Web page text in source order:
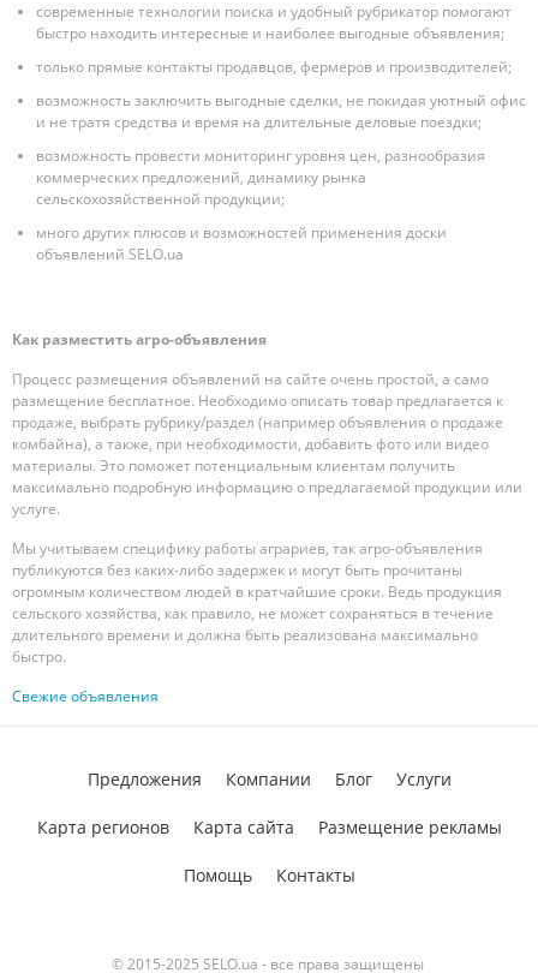
современные технологии поиска и удобный рубрикатор помогают
быстро находить интересные и наиболее выгодные объявления;
только прямые контакты продавцов, фермеров и производителей;
возможность заключить выгодные сделки, не покидая уютный офис
и не тратя средства и время на длительные деловые поездки;
возможность провести мониторинг уровня цен, разнообразия
коммерческих предложений, динамику рынка
сельскохозяйственной продукции;
много других плюсов и возможностей применения доски
объявлений SELO.ua
Как разместить агро-объявления
Процесс размещения объявлений на сайте очень простой, а само
размещение бесплатное. Необходимо описать товар предлагается к
продаже, выбрать рубрику/раздел (например объявления о продаже
комбайна), а также, при необходимости, добавить фото или видео
материалы. Это поможет потенциальным клиентам получить
максимально подробную информацию о предлагаемой продукции или
услуге.
Мы учитываем специфику работы аграриев, так агро-объявления
публикуются без каких-либо задержек и могут быть прочитаны
огромным количеством людей в кратчайшие сроки. Ведь продукция
сельского хозяйства, как правило, не может сохраняться в течение
длительного времени и должна быть реализована максимально
быстро.
Свежие объявления
© 2015-2025 SELO.ua - все права защищены
Предложения Компании Блог Услуги
Карта регионов Карта сайта Размещение рекламы
Помощь Контакты